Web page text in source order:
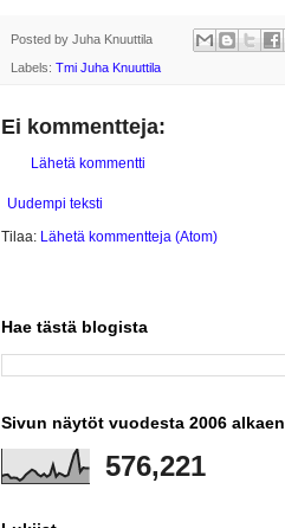
Posted by Juha Knuuttila
Labels: Tmi Juha Knuuttila
Ei kommentteja:
Lähetä kommentti
Uudempi teksti
Tilaa: Lähetä kommentteja (Atom)
Hae tästä blogista
Sivun näytöt vuodesta 2006 alkaen
576,221